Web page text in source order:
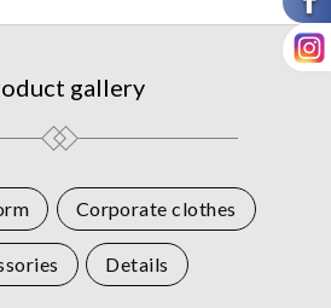
gallery
Corporate clothes
Details